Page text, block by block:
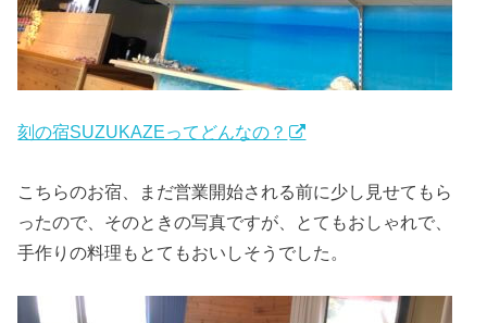
刻の宿SUZUKAZEってどんなの？
こちらのお宿、まだ営業開始される前に少し見せてもら
ったので、そのときの写真ですが、とてもおしゃれで、
手作りの料理もとてもおいしそうでした。